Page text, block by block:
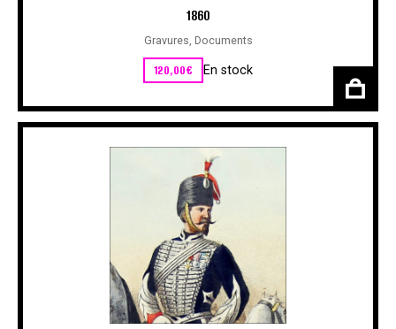
1860
Gravures, Documents
120,00€ En stock